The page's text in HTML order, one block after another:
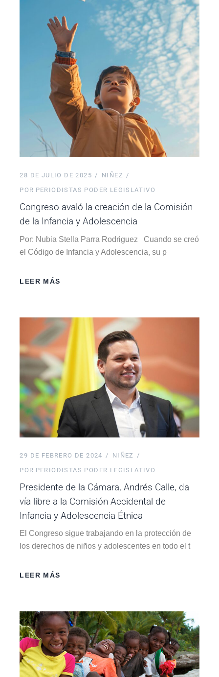
28 DE JULIO DE 2025
NIÑEZ
POR PERIODISTAS PODER LEGISLATIVO
Congreso avaló la creación de la Comisión
de la Infancia y Adolescencia
Por: Nubia Stella Parra Rodriguez Cuando se creó
el Código de Infancia y Adolescencia, su p
LEER MÁS
29 DE FEBRERO DE 2024
NIÑEZ
POR PERIODISTAS PODER LEGISLATIVO
Presidente de la Cámara, Andrés Calle, da
vía libre a la Comisión Accidental de
Infancia y Adolescencia Étnica
El Congreso sigue trabajando en la protección de
los derechos de niños y adolescentes en todo el t
LEER MÁS